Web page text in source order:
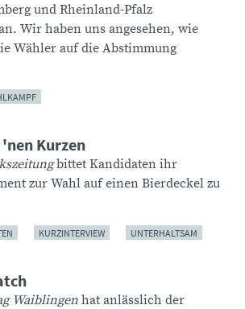
und Rheinland-Pfalz
Wir haben uns angesehen, wie
Wähler auf die Abstimmung
Kurzen
bittet Kandidaten ihr
zur Wahl auf einen Bierdeckel zu
KURZINTERVIEW UNTERHALTSAM
Waiblingenhat anlässlich der